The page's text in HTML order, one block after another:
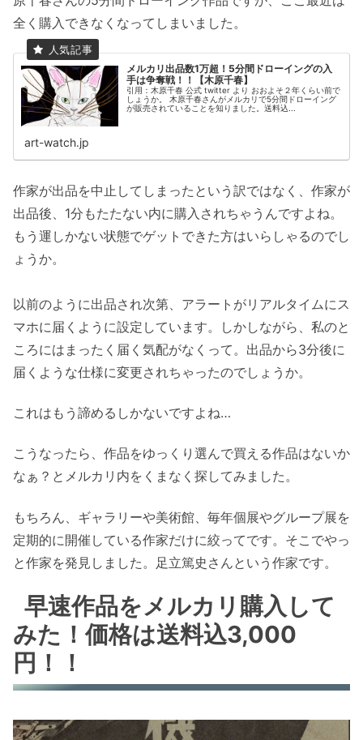
全く購入できなくなってしまいました。
メルカリ出品数1万超！5分間ドローイングの入
手は争奪戦！！【木原千春】
引用：木原千春 公式 twitter より おおよそ２年くらい前で
しょうか。 木原千春さんがメルカリで5分間ドローイング
が販売されていることを知りました。送料込...
art-watch.jp
作家が出品を中止してしまったという訳ではなく、作家が
出品後、1分もたたない内に購入されちゃうんですよね。
もう運しかない状態でゲットできた方はいらしゃるのでし
ょうか。
以前のように出品され次第、アラートがリアルタイムにス
マホに届くように設定しています。しかしながら、私のと
ころにはまったく届く気配がなくって。出品から3分後に
届くような仕様に変更されちゃったのでしょうか。
これはもう諦めるしかないですよね…
こうなったら、作品をゆっくり選んで買える作品はないか
なぁ？とメルカリ内をくまなく探してみました。
もちろん、ギャラリーや美術館、毎年個展やグループ展を
定期的に開催している作家だけに絞ってです。そこでやっ
と作家を発見しました。足立篤史さんという作家です。
早速作品をメルカリ購入して
みた！価格は送料込3,000
円！！